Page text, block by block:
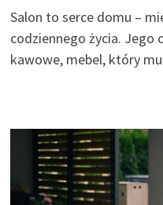
Salon to serce domu –
codziennego życia.
kawowe, mebel, który